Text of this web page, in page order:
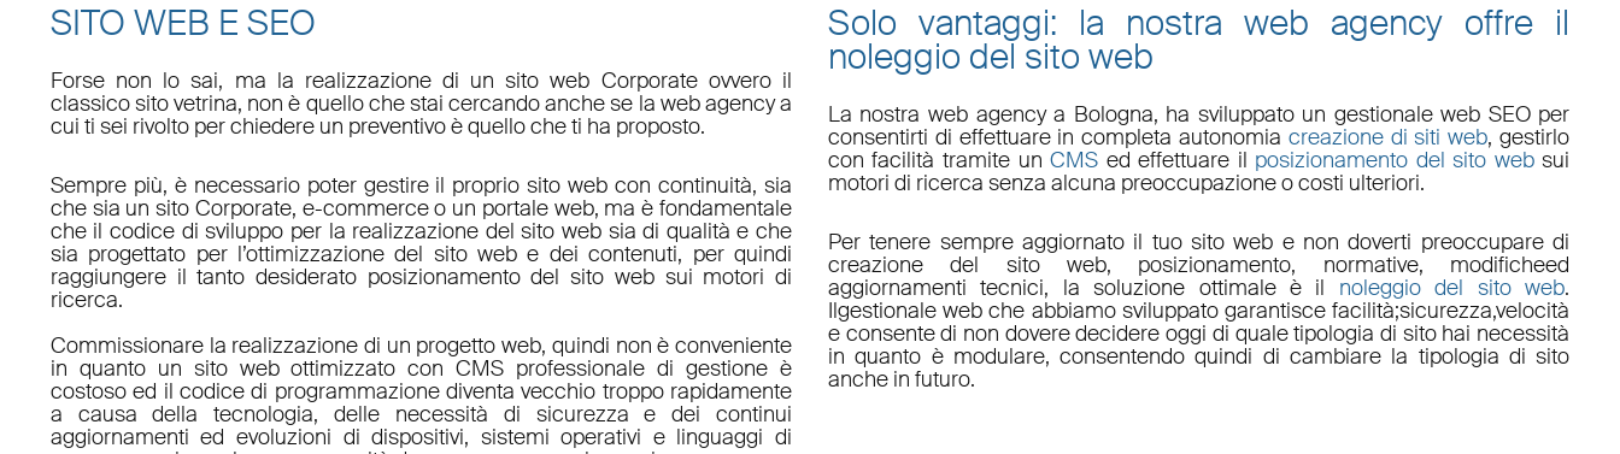
SITO WEB E SEO
Forse non lo sai, ma la realizzazione di un sito web Corporate ovvero il
classico sito vetrina, non è quello che stai cercando anche se la web agency a
cui ti sei rivolto per chiedere un preventivo è quello che ti ha proposto.
Sempre più, è necessario poter gestire il proprio sito web con continuità, sia
che sia un sito Corporate, e-commerce o un portale web, ma è fondamentale
che il codice di sviluppo per la realizzazione del sito web sia di qualità e che
sia progettato per l’ottimizzazione del sito web e dei contenuti, per quindi
raggiungere il tanto desiderato posizionamento del sito web sui motori di
ricerca.
Commissionare la realizzazione di un progetto web, quindi non è conveniente
in quanto un sito web ottimizzato con CMS professionale di gestione è
costoso ed il codice di programmazione diventa vecchio troppo rapidamente
a causa della tecnologia, delle necessità di sicurezza e dei continui
aggiornamenti ed evoluzioni di dispositivi, sistemi operativi e linguaggi di
Solo vantaggi: la nostra web agency offre il
noleggio del sito web
La nostraweb agency a Bologna, ha sviluppato un gestionale web SEOper
consentirti di effettuare in completa autonomia creazione di siti web, gestirlo
con facilità tramite unCMS ed effettuare il posizionamento del sito websui
motori di ricerca senza alcuna preoccupazione o costi ulteriori.
Per tenere sempre aggiornato il tuo sito web e non doverti preoccupare di
creazione del sito web, posizionamento, normative, modificheed
aggiornamenti tecnici, la soluzione ottimale è il noleggio del sito web.
Ilgestionale webche abbiamo sviluppato garantiscefacilità;sicurezza,velocità
e consente di non dovere decidere oggi di quale tipologia di sito hai necessità
in quanto è modulare, consentendo quindi di cambiare la tipologia di sito
anche in futuro.